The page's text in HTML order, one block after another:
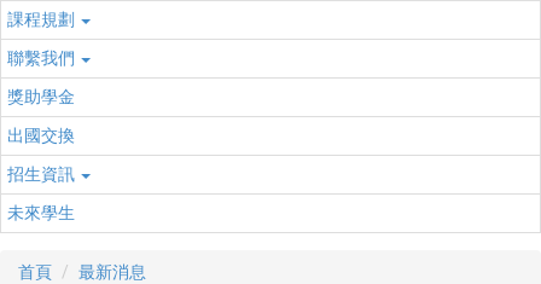
課程規劃
聯繫我們
獎助學金
出國交換
招生資訊
未來學生
首頁 最新消息